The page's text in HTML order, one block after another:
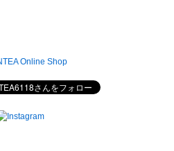
Online Shop